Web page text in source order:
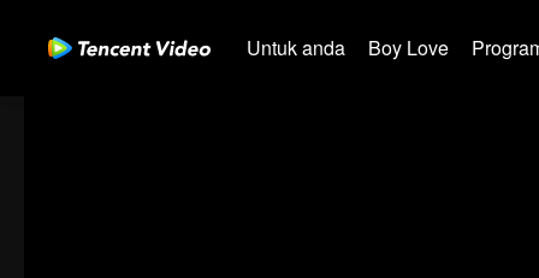
Untuk anda Boy Love